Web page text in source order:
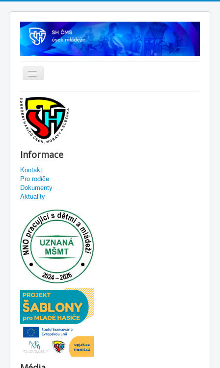
Informace
Kontakt
Pro rodiče
Dokumenty
Aktuality